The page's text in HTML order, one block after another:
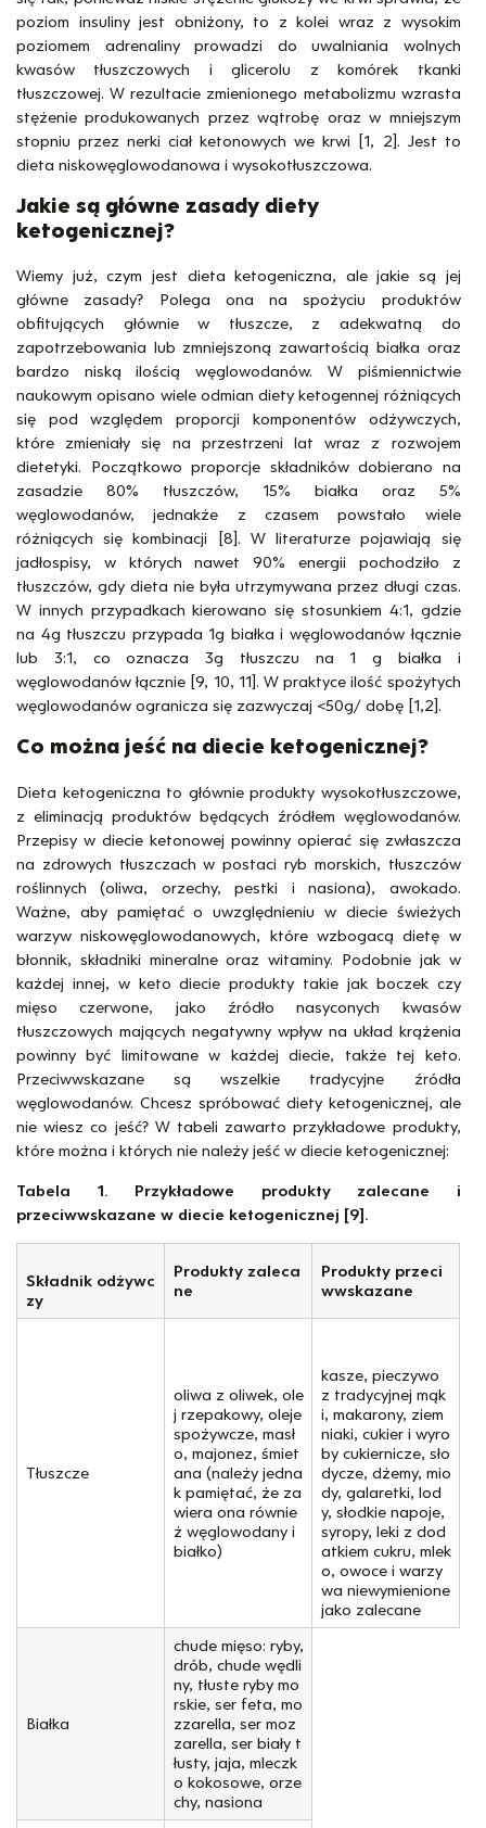
poziom insuliny jest obniżony, to z kolei wraz z wysokim
poziomem adrenaliny prowadzi do uwalniania wolnych
kwasów tłuszczowych i glicerolu z komórek tkanki
tłuszczowej. W rezultacie zmienionego metabolizmu wzrasta
stężenie produkowanych przez wątrobę oraz w mniejszym
stopniu przez nerki ciał ketonowych we krwi [1, 2]. Jest to
dieta niskowęglowodanowa i wysokotłuszczowa.
Jakie są główne zasady diety
ketogenicznej?
Wiemy już, czym jest dieta ketogeniczna, ale jakie są jej
główne zasady? Polega ona na spożyciu produktów
obfitujących głównie w tłuszcze, z adekwatną do
zapotrzebowania lub zmniejszoną zawartością białka oraz
bardzo niską ilością węglowodanów. W piśmiennictwie
naukowym opisano wiele odmian diety ketogennej różniących
się pod względem proporcji komponentów odżywczych,
które zmieniały się na przestrzeni lat wraz z rozwojem
dietetyki. Początkowo proporcje składników dobierano na
zasadzie 80% tłuszczów, 15% białka oraz 5%
węglowodanów, jednakże z czasem powstało wiele
różniących się kombinacji [8]. W literaturze pojawiają się
jadłospisy, w których nawet 90% energii pochodziło z
tłuszczów, gdy dieta nie była utrzymywana przez długi czas.
W innych przypadkach kierowano się stosunkiem 4:1, gdzie
na 4g tłuszczu przypada 1g białka i węglowodanów łącznie
lub 3:1, co oznacza 3g tłuszczu na 1 g białka i
węglowodanów łącznie [9, 10, 11]. W praktyce ilość spożytych
węglowodanów ogranicza się zazwyczaj <50g/ dobę [1,2].
Co można jeść na diecie ketogenicznej?
Dieta ketogeniczna to głównie produkty wysokotłuszczowe,
z eliminacją produktów będących źródłem węglowodanów.
Przepisy w diecie ketonowej powinny opierać się zwłaszcza
na zdrowych tłuszczach w postaci ryb morskich, tłuszczów
roślinnych (oliwa, orzechy, pestki i nasiona), awokado.
Ważne, aby pamiętać o uwzględnieniu w diecie świeżych
warzyw niskowęglowodanowych, które wzbogacą dietę w
błonnik, składniki mineralne oraz witaminy. Podobnie jak w
każdej innej, w keto diecie produkty takie jak boczek czy
mięso czerwone, jako źródło nasyconych kwasów
tłuszczowych mających negatywny wpływ na układ krążenia
powinny być limitowane w każdej diecie, także tej keto.
Przeciwwskazane są wszelkie tradycyjne źródła
węglowodanów. Chcesz spróbować diety ketogenicznej, ale
nie wiesz co jeść? W tabeli zawarto przykładowe produkty,
które można i których nie należy jeść w diecie ketogenicznej:
Tabela 1. Przykładowe produkty zalecane i
przeciwwskazane w diecie ketogenicznej [9].
Składnik odżywc
zy
Produkty zaleca
ne
Produkty przeci
wwskazane
Tłuszcze
oliwa z oliwek, ole
j rzepakowy, oleje
spożywcze, masł
o, majonez, śmiet
ana (należy jedna
k pamiętać, że za
wiera ona równie
ż węglowodany i
białko)
kasze, pieczywo
z tradycyjnej mąk
i, makarony, ziem
niaki, cukier i wyro
by cukiernicze, sło
dycze, dżemy, mio
dy, galaretki, lod
y, słodkie napoje,
syropy, leki z dod
atkiem cukru, mlek
o, owoce i warzy
wa niewymienione
jako zalecane
Białka
chude mięso: ryby,
drób, chude wędli
ny, tłuste ryby mo
rskie, ser feta, mo
zzarella, ser moz
zarella, ser biały t
łusty, jaja, mleczk
o kokosowe, orze
chy, nasiona